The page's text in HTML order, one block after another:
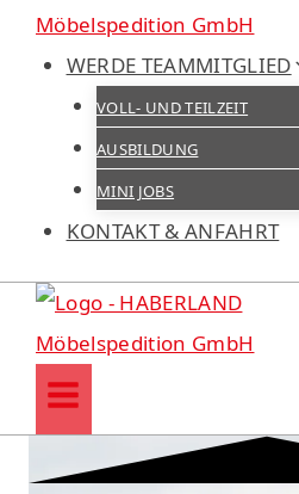
WERDE TEAMMITGLIED
VOLL- UND TEILZEIT
AUSBILDUNG
MINI JOBS
KONTAKT & ANFAHRT